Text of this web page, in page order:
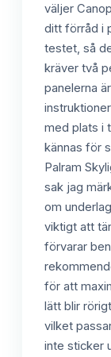
väljer
ditt förråd i
testet, så
kräver två
panelerna
med plats i
kännas för
Palram
sak jag
om
viktigt att
förvarar
för att
lätt blir
vilket
inte sticker